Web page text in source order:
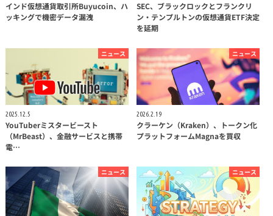
インド仮想通貨取引所Buyucoin、ハ
ッキングで機密データ漏洩
SEC、ブラックロックとフランクリ
ン・テンプルトンの仮想通貨ETF決定
を延期
ニュース
2025.12.5
YouTuberミスタービースト
（MrBeast）、金融サービスと携帯
電…
ニュース
2026.2.19
クラーケン（Kraken）、トークン化
プラットフォームMagnaを買収
ニュース ニュース